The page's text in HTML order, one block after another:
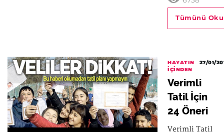
Tümünü Oku
HAYATIN
İÇINDEN
27/01/
Verimli
Tatil İçin
24 Öneri
Verimli Tatil